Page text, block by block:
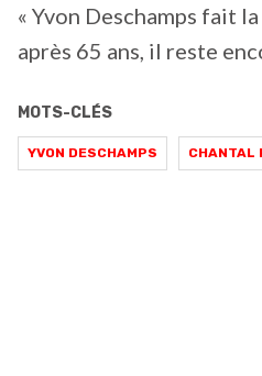
« Yvon Deschamps fait
après 65 ans, il reste
MOTS-CLÉS
YVON DESCHAMPS CHANTAL